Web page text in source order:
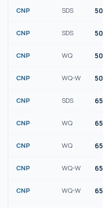
CNP SDS 50
CNP SDS 50
CNP WQ 50
CNP WQ-W 50
CNP SDS 65
CNP WQ 65
CNP WQ 65
CNP WQ-W 65
CNP WQ-W 65